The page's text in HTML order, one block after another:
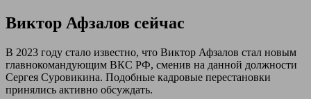
Виктор Афзалов сейчас
В 2023 году стало известно, что Виктор Афзалов стал новым
главнокомандующим ВКС РФ, сменив на данной должности
Сергея Суровикина. Подобные кадровые перестановки
принялись активно обсуждать.